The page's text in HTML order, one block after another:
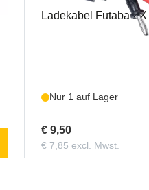
Ladekabel Futaba
Nur 1 auf Lager
€ 9,50
€ 7,85 excl. Mwst.